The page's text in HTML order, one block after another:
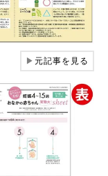
▶元記事を見る